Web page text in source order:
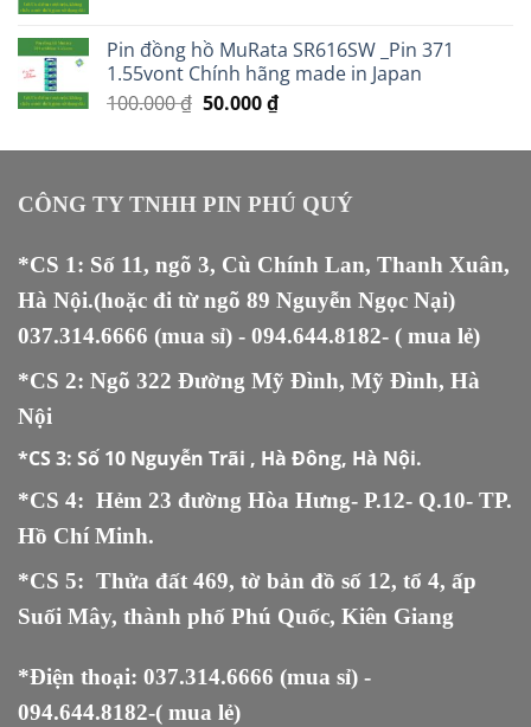
Pin đồng hồ MuRata SR616SW _Pin 371
1.55vont Chính hãng made in Japan
100.000₫ Giá
là:
50.000₫Giá
tại
50.000 ₫.
CÔNG TY TNHH PIN PHÚ QUÝ
*CS 1: Số 11, ngõ 3, Cù Chính Lan, Thanh Xuân,
Hà Nội.(hoặc đi từ ngõ 89 Nguyễn Ngọc Nại)
037.314.6666 (mua sỉ) - 094.644.8182- ( mua lẻ)
*CS 2: Ngõ 322 Đường Mỹ Đình, Mỹ Đình, Hà
Nội
*CS 3: Số 10 Nguyễn Trãi , Hà Đông, Hà Nội.
*CS 4: Hẻm 23 đường Hòa Hưng- P.12- Q.10- TP.
Hồ Chí Minh.
*CS 5: Thửa đất 469, tờ bản đồ số 12, tổ 4, ấp
Suối Mây, thành phố Phú Quốc, Kiên Giang
*Điện thoại: 037.314.6666 (mua sỉ) -
094.644.8182-( mua lẻ)